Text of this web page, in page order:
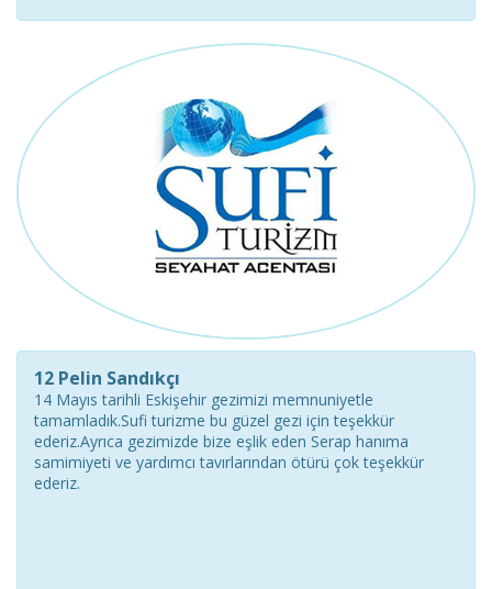
12 Pelin Sandıkçı
14 Mayıs tarihli Eskişehir gezimizi memnuniyetle
tamamladık.Sufi turizme bu güzel gezi için teşekkür
ederiz.Ayrıca gezimizde bize eşlik eden Serap hanıma
samimiyeti ve yardımcı tavırlarından ötürü çok teşekkür
ederiz.